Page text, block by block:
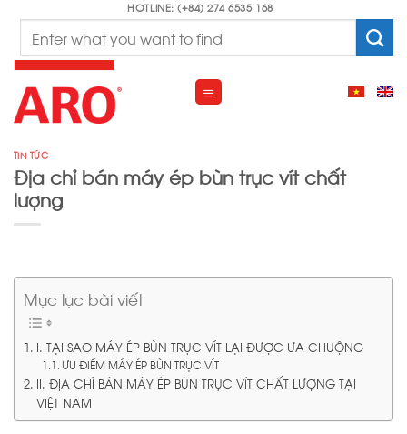
content
HOTLINE: (+84) 274 6535 168
TIN TỨC
Địa chỉ bán máy ép bùn trục vít chất
lượng
Mục lục bài viết
I. TẠI SAO MÁY ÉP BÙN TRỤC VÍT LẠI ĐƯỢC ƯA CHUỘNG
ƯU ĐIỂM MÁY ÉP BÙN TRỤC VÍT
II. ĐỊA CHỈ BÁN MÁY ÉP BÙN TRỤC VÍT CHẤT LƯỢNG TẠI
VIỆT NAM